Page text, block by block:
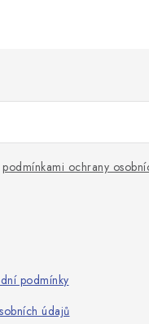
podmínkami ochrany
podmínky
údajů